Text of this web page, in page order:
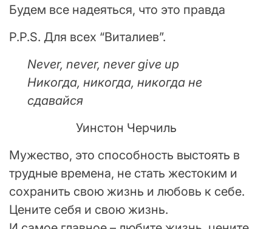
Будем все надеяться, что это правда
P.P.S. Для всех “Виталиев”.
Never, never, never give up
Никогда, никогда, никогда не
сдавайся
Уинстон Черчиль
Мужество, это способность выстоять в
трудные времена, не стать жестоким и
сохранить свою жизнь и любовь к себе.
Цените себя и свою жизнь.